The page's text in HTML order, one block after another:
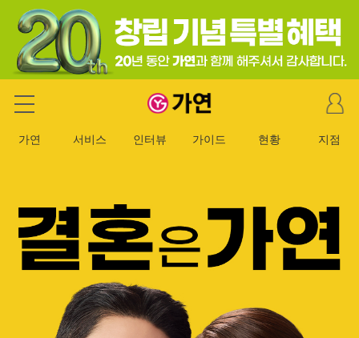
가연 결혼정보회사
마
이
이
가연 서비스 인터뷰 가이드 현황 지점